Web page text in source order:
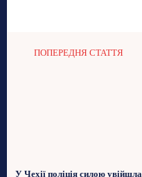
ПОПЕРЕДНЯ СТАТТЯ
У Чехії поліція силою увійшла